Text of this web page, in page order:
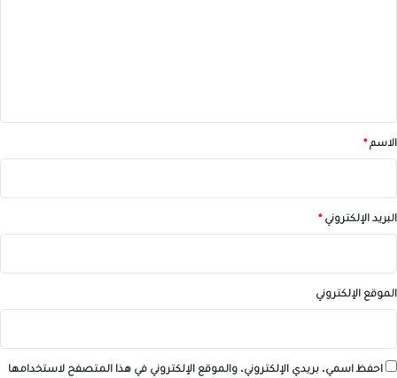
*الاسم *
البريد الإلكتروني *
الموقع الإلكتروني
احفظ اسمي، بريدي الإلكتروني، والموقع الإلكتروني في هذا المتصفح لاستخدامها